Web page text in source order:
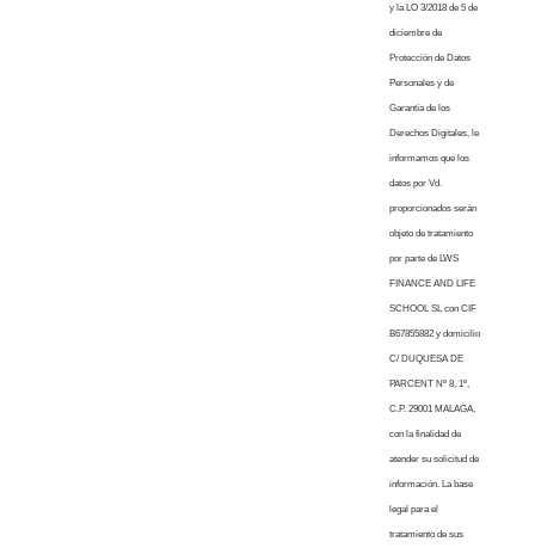
y la LO 3/2018 de 5 de
diciembre de
Protección de Datos
Personales y de
Garantía de los
Derechos Digitales, le
informamos que los
datos por Vd.
proporcionados serán
objeto de tratamiento
por parte de LWS
FINANCE AND LIFE
SCHOOL SL con CIF
B67855882 y domicilio
C/ DUQUESA DE
PARCENT Nº 8, 1º,
C.P. 29001 MALAGA,
con la finalidad de
atender su solicitud de
información. La base
legal para el
tratamiento de sus